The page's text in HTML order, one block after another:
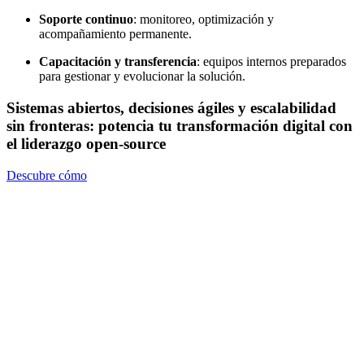
Soporte continuo: monitoreo, optimización y
acompañamiento permanente.
Capacitación y transferencia: equipos internos preparados
para gestionar y evolucionar la solución.
Sistemas abiertos, decisiones ágiles y escalabilidad
sin fronteras: potencia tu transformación digital con
el liderazgo open-source
Descubre cómo